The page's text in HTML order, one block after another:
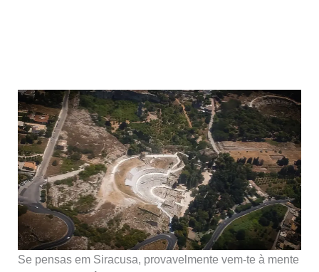
Se pensas em Siracusa, provavelmente vem-te à mente